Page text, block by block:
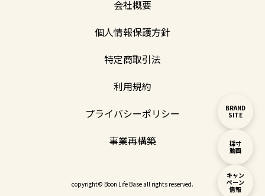
BRAND
SITE
採寸
動画
キャン
ペーン
情報
会社概要
個人情報保護方針
特定商取引法
利用規約
プライバシーポリシー
事業再構築
copyright© Boon Life Base all rights reserved.